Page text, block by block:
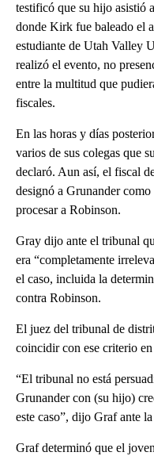
testificó que su hijo asistió
donde Kirk fue baleado el
estudiante de Utah Valley
realizó el evento, no
entre la multitud que
fiscales.
En las horas y días
varios de sus colegas que
declaró. Aun así, el fiscal
designó a Grunander
procesar a Robinson.
Gray dijo ante el tribunal
era “completamente
el caso, incluida la
contra Robinson.
El juez del tribunal de
coincidir con ese criterio
“El tribunal no está
Grunander con (su hijo)
este caso”, dijo Graf ante
Graf determinó que el